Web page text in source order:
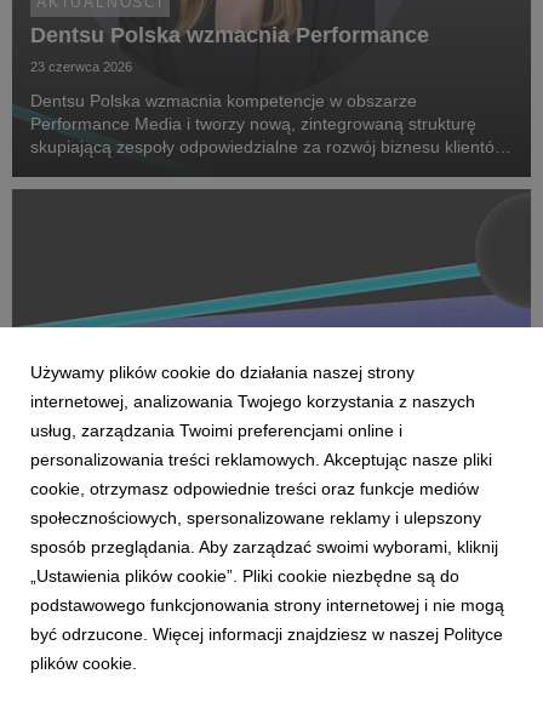
Dentsu Polska wzmacnia Performance
23 czerwca 2026
Dentsu Polska wzmacnia kompetencje w obszarze
Performance Media i tworzy nową, zintegrowaną strukturę
skupiającą zespoły odpowiedzialne za rozwój biznesu klientów
Na czele nowego obszaru stanęła Marta Bińczyk jako H...
AKTUALNOŚCI
Dentsu wzmacnia kompetencje Business
Transformation w Polsce
27 kwietnia 2026
Dentsu rozwija w Polsce kompetencje Business
Transformation (BX), wzmacniając swoją pozycję w obszarze
transformacji biznesowej w erze AI. Zespół BX, którym
Używamy plików cookie do działania naszej strony
internetowej, analizowania Twojego korzystania z naszych
usług, zarządzania Twoimi preferencjami online i
personalizowania treści reklamowych. Akceptując nasze pliki
cookie, otrzymasz odpowiednie treści oraz funkcje mediów
społecznościowych, spersonalizowane reklamy i ulepszony
sposób przeglądania. Aby zarządzać swoimi wyborami, kliknij
„Ustawienia plików cookie”. Pliki cookie niezbędne są do
podstawowego funkcjonowania strony internetowej i nie mogą
być odrzucone. Więcej informacji znajdziesz w naszej Polityce
plików cookie.